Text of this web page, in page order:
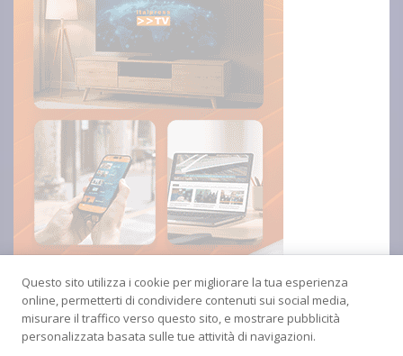
Questo sito utilizza i cookie per migliorare la tua esperienza
online, permetterti di condividere contenuti sui social media,
misurare il traffico verso questo sito, e mostrare pubblicità
personalizzata basata sulle tue attività di navigazioni.